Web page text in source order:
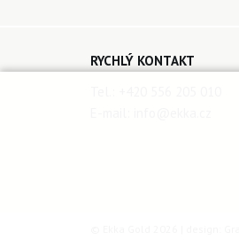
RYCHLÝ KONTAKT